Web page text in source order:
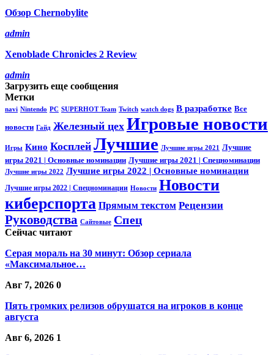
Обзор Chernobylite
admin
Xenoblade Chronicles 2 Review
admin
Загрузить еще сообщения
Метки
navi Nintendo PC SUPERHOT Team Twitch watch dogs В разработке Все
новости Гайд Железный цех Игровые новости
Игры Кино Косплей Лучшие Лучшие игры 2021
Лучшие
игры 2021 | Основные номинации Лучшие игры 2021 | Спецноминации
Лучшие игры 2022 Лучшие игры 2022 | Основные номинации
Лучшие игры 2022 | Спецноминации Новости Новости
киберспорта Прямым текстом Рецензии
Руководства Сайтовые Спец
Сейчас читают
Серая мораль на 30 минут: Обзор сериала
«Максимальное…
Авг 7, 2026 0
Пять громких релизов обрушатся на игроков в конце
августа
Авг 6, 2026 1